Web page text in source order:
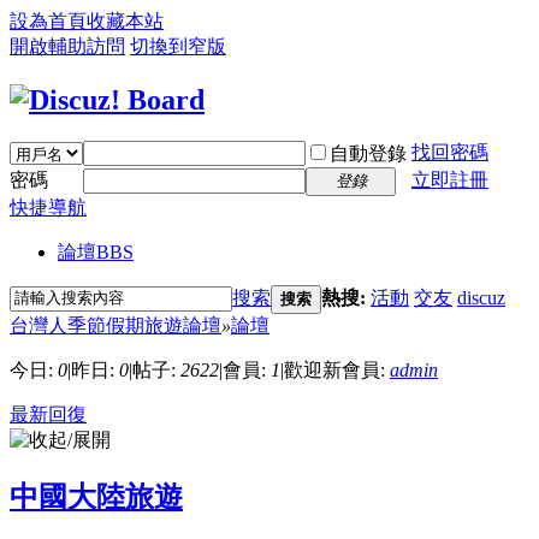
設為首頁收藏本站
開啟輔助訪問 切換到窄版
自動登錄 找回密碼
密碼
登錄
立即註冊
快捷導航
論壇BBS
搜索 搜索 熱搜: 活動 交友 discuz
台灣人季節假期旅遊論壇»論壇
今日: 0|昨日: 0|帖子: 2622|會員: 1|歡迎新會員: admin
最新回復
中國大陸旅遊